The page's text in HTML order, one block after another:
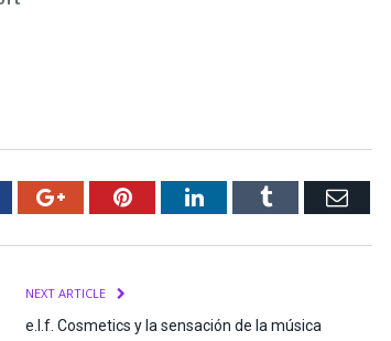
Google+PinterestLinkedInTumblr Email
NEXT ARTICLE
e.l.f. Cosmetics y la sensación de la música